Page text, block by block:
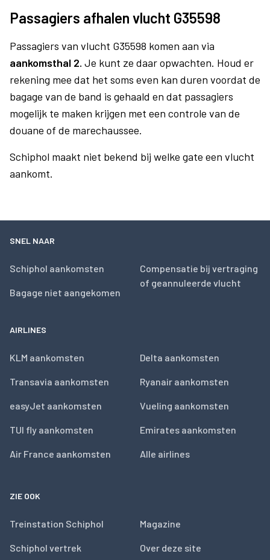
Passagiers afhalen vlucht G35598
Passagiers van vlucht G35598 komen aan via
aankomsthal 2. Je kunt ze daar opwachten. Houd er
rekening mee dat het soms even kan duren voordat de
bagage van de band is gehaald en dat passagiers
mogelijk te maken krijgen met een controle van de
douane of de marechaussee.
Schiphol maakt niet bekend bij welke gate een vlucht
aankomt.
SNEL NAAR
Schiphol aankomsten
Bagage niet aangekomen
Compensatie bij vertraging
of geannuleerde vlucht
AIRLINES
KLM aankomsten
Transavia aankomsten
easyJet aankomsten
TUI fly aankomsten
Air France aankomsten
Delta aankomsten
Ryanair aankomsten
Vueling aankomsten
Emirates aankomsten
Alle airlines
ZIE OOK
Treinstation Schiphol
Schiphol vertrek
Magazine
Over deze site